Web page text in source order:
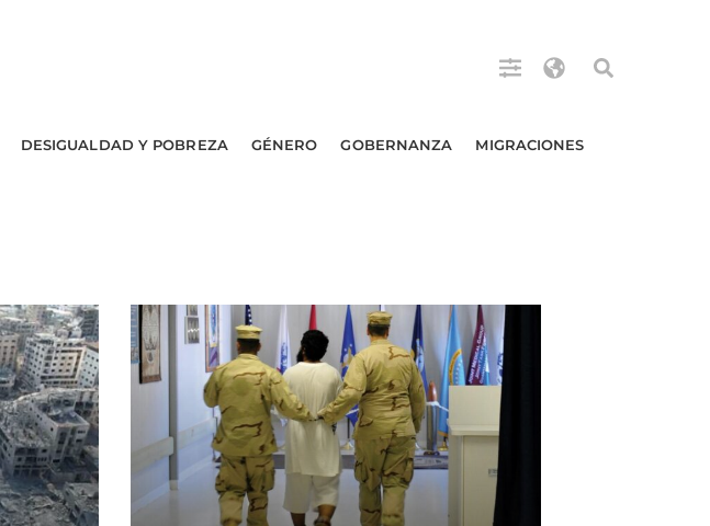
DESIGUALDAD Y POBREZA GÉNERO GOBERNANZA MIGRACIONES